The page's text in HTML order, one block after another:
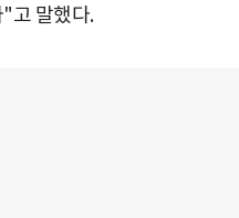
고 말했다.